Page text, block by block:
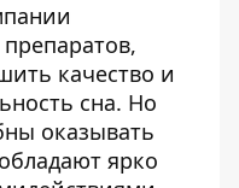
качество и
сна. Но
оказывать
ярко